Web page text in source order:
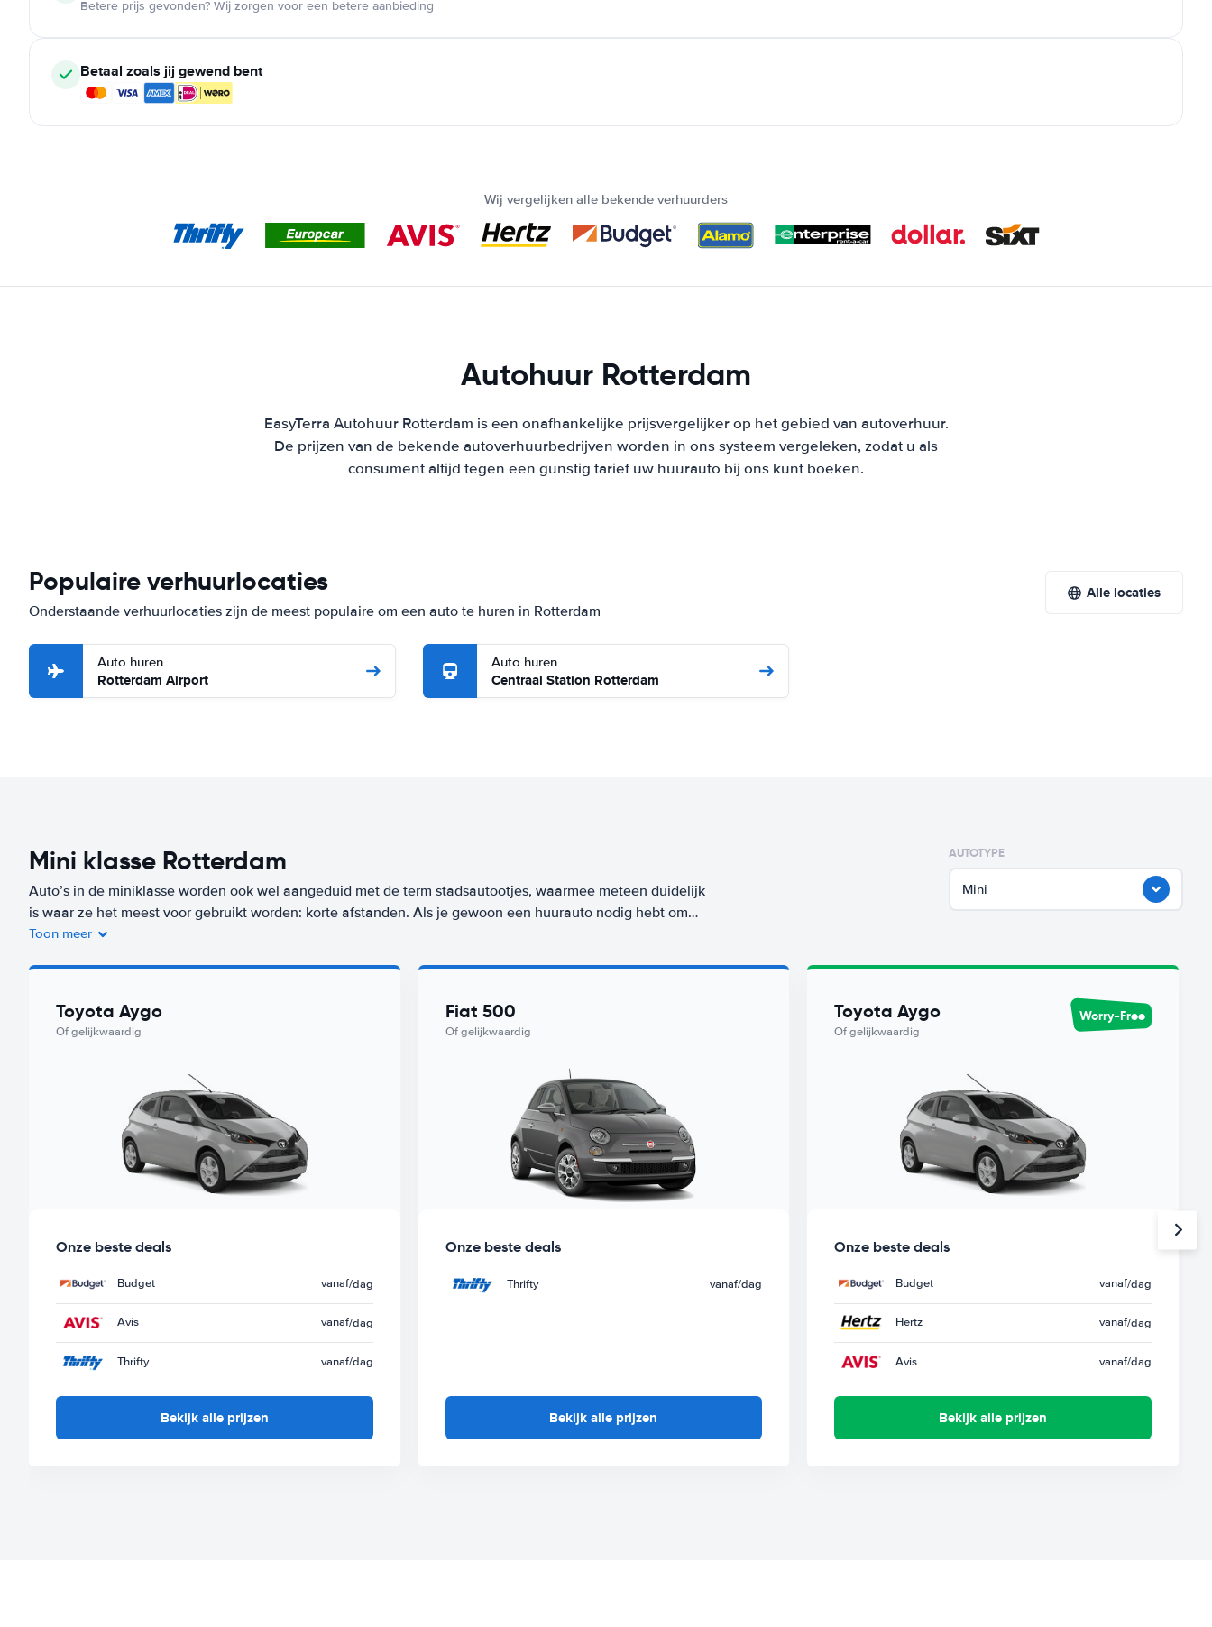
Betere prijs gevonden? Wij zorgen voor een betere aanbieding
Betaal zoals jij gewend bent
Wij vergelijken alle bekende verhuurders
Autohuur Rotterdam
EasyTerra Autohuur Rotterdam is een onafhankelijke prijsvergelijker op het gebied van autoverhuur.
De prijzen van de bekende autoverhuurbedrijven worden in ons systeem vergeleken, zodat u als
consument altijd tegen een gunstig tarief uw huurauto bij ons kunt boeken.
Populaire verhuurlocaties
Onderstaande verhuurlocaties zijn de meest populaire om een auto te huren in Rotterdam
Alle locaties
Auto huren
Rotterdam Airport
Auto huren
Centraal Station Rotterdam
Mini klasse Rotterdam
Auto’s in de miniklasse worden ook wel aangeduid met de term stadsautootjes, waarmee meteen duidelijk
is waar ze het meest voor gebruikt worden: korte afstanden. Als je gewoon een huurauto nodig hebt om
door de directe omgeving te rijden, zijn deze auto’s
voor ons Worry-Free label. De goedkoopste auto uit deze klasse met Worry-Free label huur je vanaf
bij Budget.
Toon meer
AUTOTYPE
Mini
Toyota Aygo
Of gelijkwaardig
Onze beste deals
Budget vanaf/dag
Avis vanaf/dag
Thrifty vanaf/dag
Bekijk alle prijzen
Fiat 500
Of gelijkwaardig
Onze beste deals
Thrifty vanaf/dag
Bekijk alle prijzen
Toyota Aygo
Of gelijkwaardig
Worry-Free
Onze beste deals
Budget vanaf/dag
Hertz vanaf/dag
Avis vanaf/dag
Bekijk alle prijzen